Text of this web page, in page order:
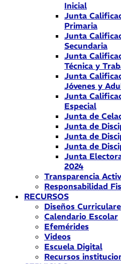
Inicial
Junta
Primaria
Junta
Secundaria
Junta
Técnica y
Junta
Jóvenes y
Junta
Especial
Junta de
Junta de
Junta de
Junta de
Junta
2024
Transparencia
Responsabilidad
RECURSOS
Diseños
Calendario Escolar
Efemérides
Videos
Escuela Digital
Recursos